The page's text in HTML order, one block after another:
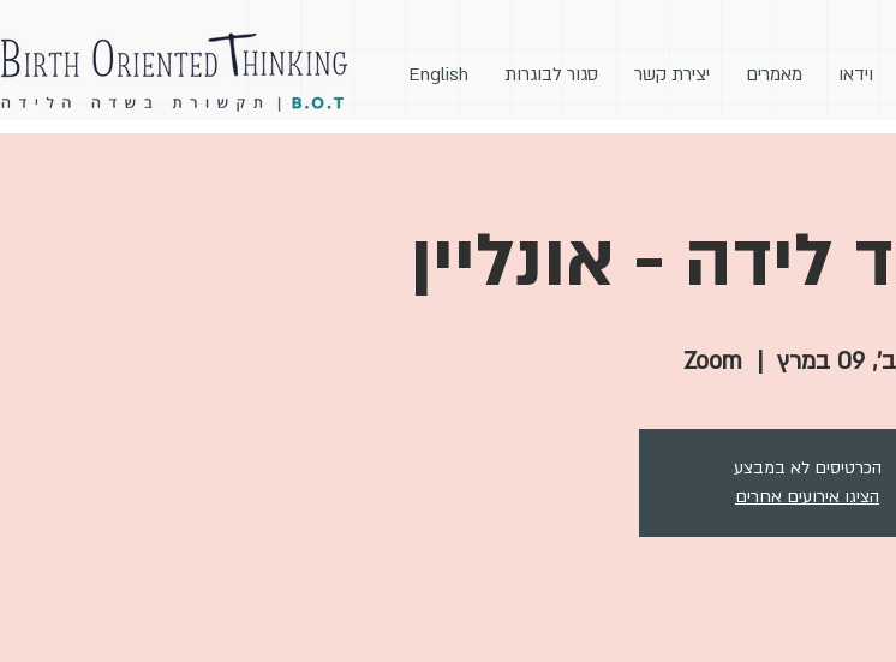
וידאו מאמרים יצירת קשר סגור לבוגרות English
לידה - אונליין
במרץ
  |
Zoom
הכרטיסים לא במבצע
הציגו אירועים אחרים